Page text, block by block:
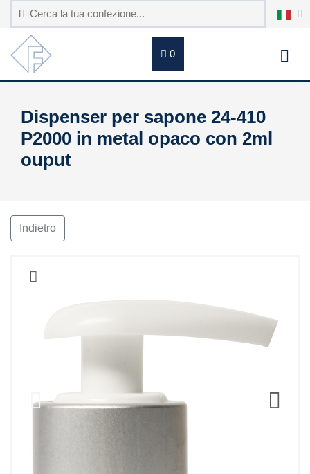
0
Dispenser per sapone 24-410
P2000 in metal opaco con 2ml
ouput
Indietro